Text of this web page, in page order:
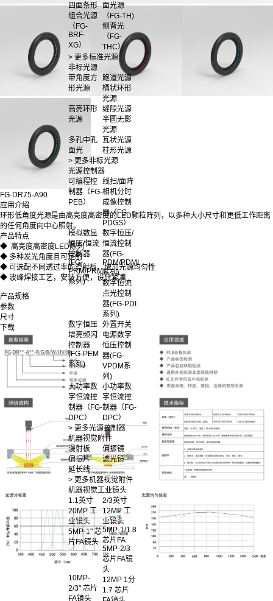
四面条形
组合光源
（FG-
BRF-
XG）
面光源
（FG-TH)
侧背光
（FG-
THC）
> 更多标准光源
非标光源
带角度方
形光源
跑道光源
桶状环形
光源
高亮环形
光源
缝隙光源
半圆无影
光源
多孔中孔
面光
瓦状光源
柱形光源
> 更多非标光源
光源控制器
可编程控
制器（FG-
PEB）
线扫/面阵
相机分时
成像控制
器（FG-
PDGS）
模拟数显
恒压/恒流
控制器
(FG-
PRM/PRMI
系列)
数字恒压/
恒流控制
器(FG-
PDM/PDMI
系列)
数字恒流
点光控制
器(FG-PDI
系列)
数字恒压
增亮频闪
控制器
(FG-PEM
系列)
外置开关
电源数字
恒压控制
器(FG-
VPDM系
列)
大功率数
字恒流控
制器（FG-
DPC）
小功率数
字恒流控
制器（FG-
DPC）
> 更多光源控制器
机器视觉附件
漫射板
偏振镜
偏振片
滤光镜
延长线
> 更多机器视觉附件
机器视觉工业镜头
1.1英寸
20MP 工
业镜头
2/3英寸
12MP 工
业镜头
5MP-1" 芯
片FA镜头
5MP-1/1.8
芯片FA
5MP-2/3
芯片FA镜
头
10MP-
2/3" 芯片
FA镜头
12MP 1分
1.7 芯片
FG-DR75-A90
应用介绍
环形低角度光源是由高亮度高密度的LED颗粒阵列，以多种大小尺寸和更低工作距离
的任何角度向中心照射。
产品特点
◆ 高亮度高密度LED陈列
◆ 多种发光角度且可定制
◆ 可选配不同透过率的漫射板，增加光源均匀性
◆ 波峰焊接工艺，安装方便，设计紧凑
产品规格
参数
尺寸
下载